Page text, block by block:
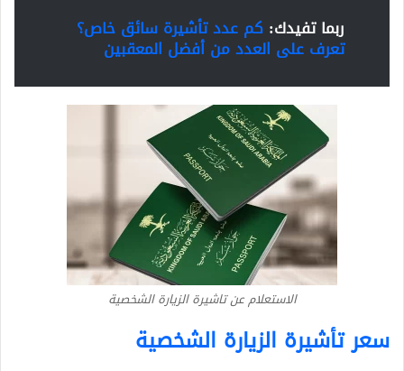
ربما تفيدك: كم عدد تأشيرة سائق خاص؟
تعرف على العدد من أفضل المعقبين
الاستعلام عن تاشيرة الزيارة الشخصية
سعر تأشيرة الزيارة الشخصية